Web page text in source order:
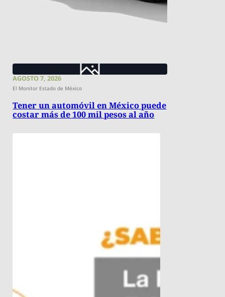
AGOSTO 7, 2026
El Monitor Estado de México
Tener un automóvil en México puede
costar más de 100 mil pesos al año